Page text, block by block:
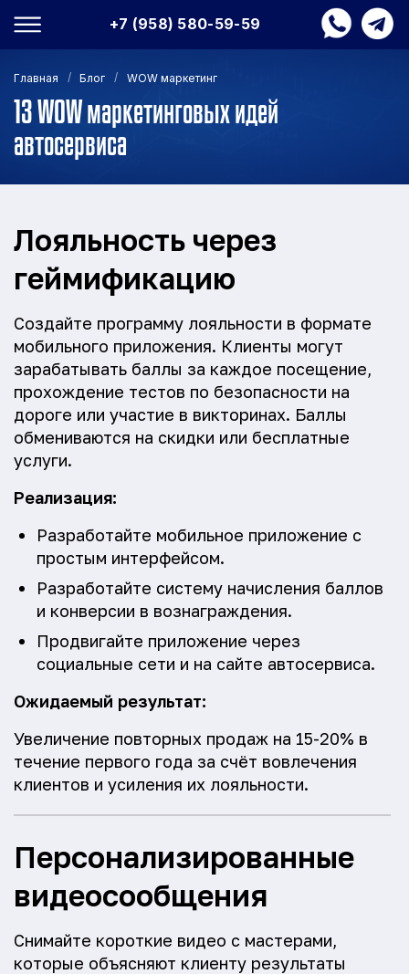
+7 (958) 580-59-59
Главная / Блог / WOW маркетинг
13 WOW маркетинговых идей
автосервиса
Лояльность через
геймификацию
Создайте программу лояльности в формате
мобильного приложения. Клиенты могут
зарабатывать баллы за каждое посещение,
прохождение тестов по безопасности на
дороге или участие в викторинах. Баллы
обмениваются на скидки или бесплатные
услуги.
Реализация:
Разработайте мобильное приложение с
простым интерфейсом.
Разработайте систему начисления баллов
и конверсии в вознаграждения.
Продвигайте приложение через
социальные сети и на сайте автосервиса.
Ожидаемый результат:
Увеличение повторных продаж на 15-20% в
течение первого года за счёт вовлечения
клиентов и усиления их лояльности.
Персонализированные
видеосообщения
Снимайте короткие видео с мастерами,
которые объясняют клиенту результаты